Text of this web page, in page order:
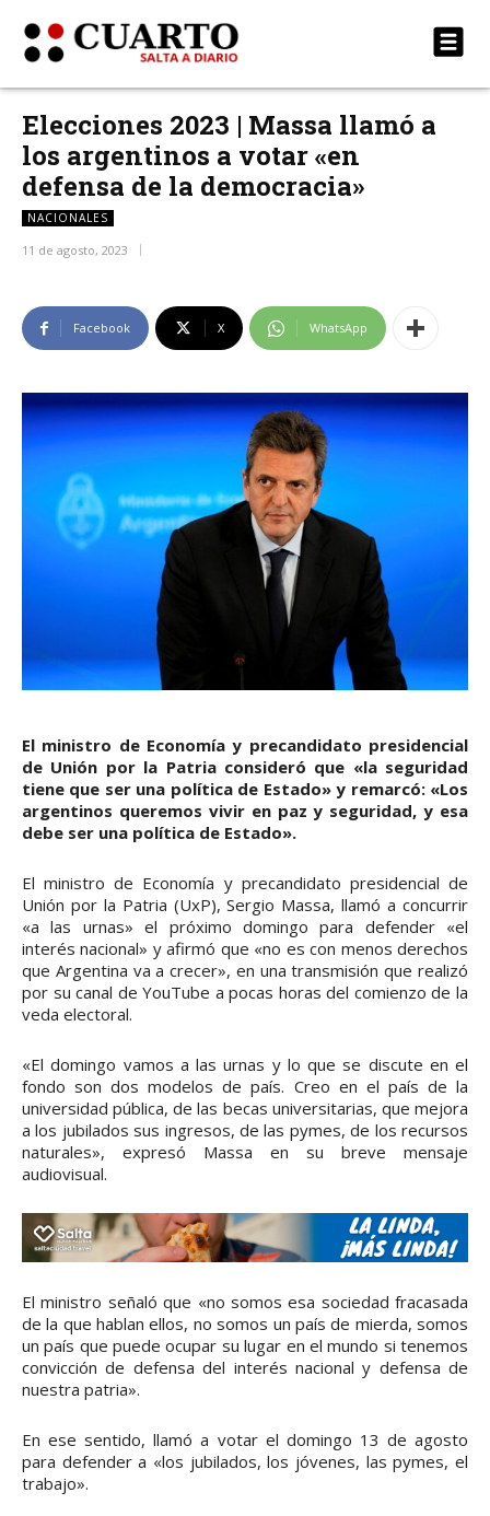
Elecciones 2023 | Massa llamó a
los argentinos a votar «en
defensa de la democracia»
NACIONALES
11 de agosto, 2023
Facebook X WhatsApp
El ministro de Economía y precandidato presidencial
de Unión por la Patria consideró que «la seguridad
tiene que ser una política de Estado» y remarcó: «Los
argentinos queremos vivir en paz y seguridad, y esa
debe ser una política de Estado».
El ministro de Economía y precandidato presidencial de
Unión por la Patria (UxP), Sergio Massa, llamó a concurrir
«a las urnas» el próximo domingo para defender «el
interés nacional» y afirmó que «no es con menos derechos
que Argentina va a crecer», en una transmisión que realizó
por su canal de YouTube a pocas horas del comienzo de la
veda electoral.
«El domingo vamos a las urnas y lo que se discute en el
fondo son dos modelos de país. Creo en el país de la
universidad pública, de las becas universitarias, que mejora
a los jubilados sus ingresos, de las pymes, de los recursos
naturales», expresó Massa en su breve mensaje
audiovisual.
El ministro señaló que «no somos esa sociedad fracasada
de la que hablan ellos, no somos un país de mierda, somos
un país que puede ocupar su lugar en el mundo si tenemos
convicción de defensa del interés nacional y defensa de
nuestra patria».
En ese sentido, llamó a votar el domingo 13 de agosto
para defender a «los jubilados, los jóvenes, las pymes, el
trabajo».